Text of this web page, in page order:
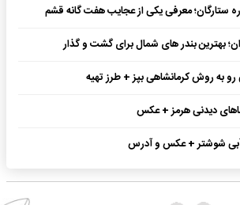
ستارگان؛ معرفی یکی از عجایب هفت گانه قشم
بهترین بندر های شمال برای گشت و گذار
به روش کرمانشاهی بپز + طرز تهیه
دیدنی هرمز + عکس
شوشتر + عکس و آدرس